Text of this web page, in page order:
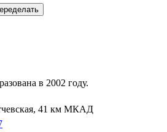
в 2002 году.
41 км МКАД